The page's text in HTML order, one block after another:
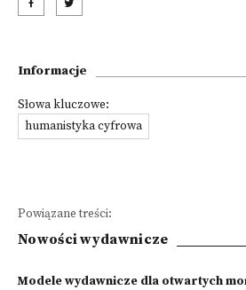
Informacje
Słowa kluczowe:
humanistyka cyfrowa
Powiązane treści:
Nowości wydawnicze
Modele wydawnicze dla otwartych